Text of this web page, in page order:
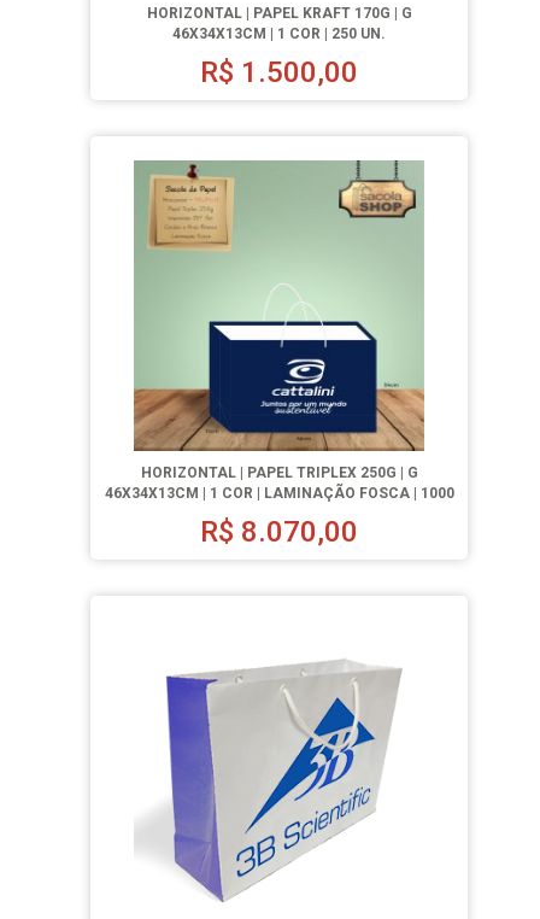
HORIZONTAL | PAPEL KRAFT 170G | G
46X34X13CM | 1 COR | 250 UN.
R$ 1.500,00
HORIZONTAL | PAPEL TRIPLEX 250G | G
46X34X13CM | 1 COR | LAMINAÇÃO FOSCA | 1000
R$ 8.070,00